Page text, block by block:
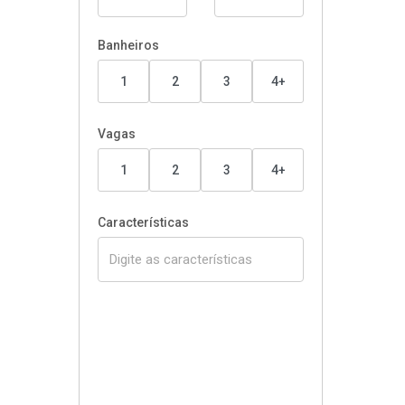
Banheiros
1 2 3 4+
Vagas
1 2 3 4+
Características